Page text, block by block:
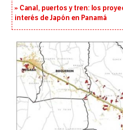
Canal, puertos y tren: los
interés de Japón en Panamá